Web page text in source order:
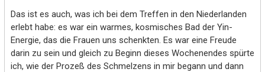
Das ist es auch, was ich bei dem Treffen in den Niederlanden
erlebt habe: es war ein warmes, kosmisches Bad der Yin-
Energie, das die Frauen uns schenkten. Es war eine Freude
darin zu sein und gleich zu Beginn dieses Wochenendes spürte
ich, wie der Prozeß des Schmelzens in mir begann und dann